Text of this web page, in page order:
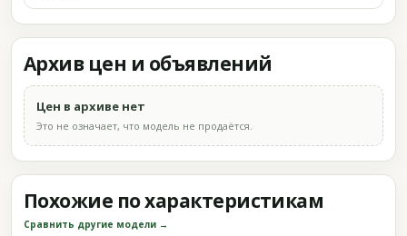
Архив цен и объявлений
Цен в архиве нет
Это не означает, что модель не продаётся.
Похожие по характеристикам
Сравнить другие модели →